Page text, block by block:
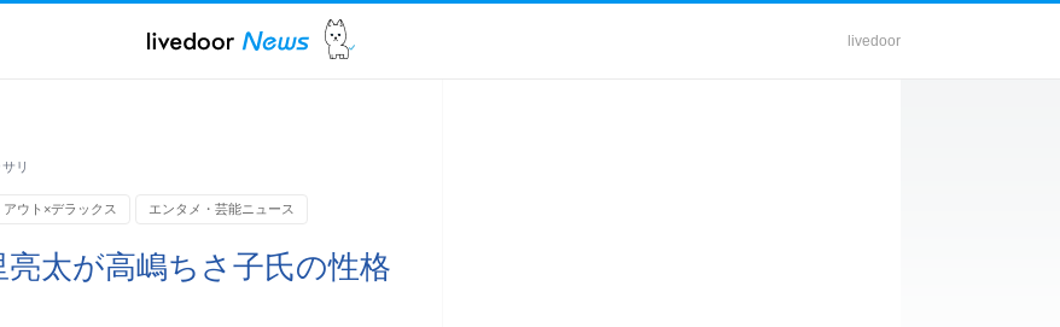
livedoor
リ
アウト×デラックス エンタメ・芸能ニュース
太が高嶋ちさ子氏の性格